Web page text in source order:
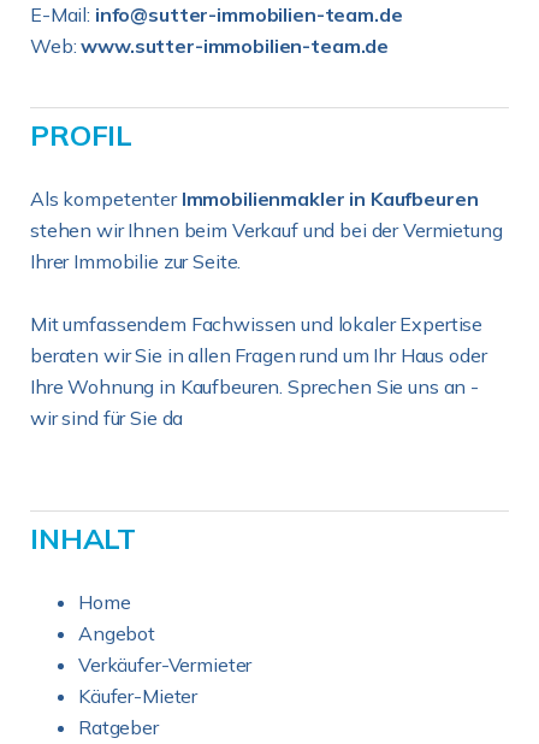
E-Mail: info@sutter-immobilien-team.de
Web:www.sutter-immobilien-team.de
PROFIL
Als kompetenter Immobilienmakler in Kaufbeuren
stehen wir Ihnen beim Verkauf und bei der Vermietung
Ihrer Immobilie zur Seite.
Mit umfassendem Fachwissen und lokaler Expertise
beraten wir Sie in allen Fragen rund um Ihr Haus oder
Ihre Wohnung in Kaufbeuren. Sprechen Sie uns an -
wir sind für Sie da
INHALT
Home
Angebot
Verkäufer-Vermieter
Käufer-Mieter
Ratgeber